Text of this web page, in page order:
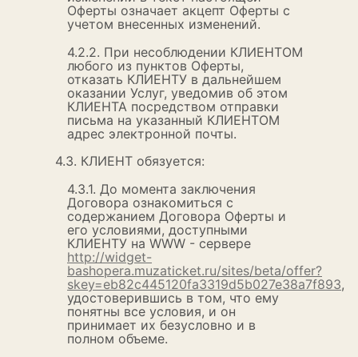
Оферты означает акцепт Оферты с
учетом внесенных изменений.
4.2.2. При несоблюдении КЛИЕНТОМ
любого из пунктов Оферты,
отказать КЛИЕНТУ в дальнейшем
оказании Услуг, уведомив об этом
КЛИЕНТА посредством отправки
письма на указанный КЛИЕНТОМ
адрес электронной почты.
4.3. КЛИЕНТ обязуется:
4.3.1. До момента заключения
Договора ознакомиться с
содержанием Договора Оферты и
его условиями, доступными
КЛИЕНТУ на WWW - сервере
http://widget-
bashopera.muzaticket.ru/sites/beta/offer?
skey=eb82c445120fa3319d5b027e38a7f893,
удостоверившись в том, что ему
понятны все условия, и он
принимает их безусловно и в
полном объеме.